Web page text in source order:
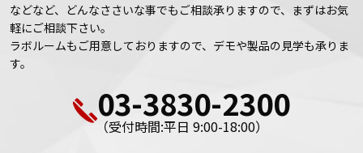
などなど、どんなささいな事でもご相談承りますので、まずはお気
軽にご相談下さい。
ラボルームもご用意しておりますので、デモや製品の見学も承りま
す。
03-3830-2300
（受付時間:平日 9:00-18:00）